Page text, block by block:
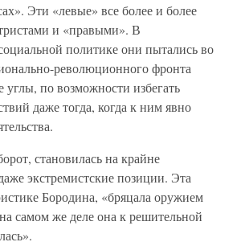
Эти «левые» все более и более
и «правыми». В
политике они пытались во
революционного фронта
углы, по возможности избегать
даже тогда, когда к ним явно
становилась на крайне
экстремистские позиции. Эта
Бородина, «бряцала оружием
самом же деле она к решительной